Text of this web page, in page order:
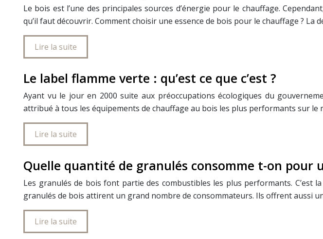
Le bois est l’une des principales sources d’énergie pour le chauffage.
qu’il faut découvrir. Comment choisir une essence de bois pour le chauffage ? La
Lire la suite
Le label flamme verte : qu’est ce que c’est ?
Ayant vu le jour en 2000 suite aux préoccupations écologiques du
attribué à tous les équipements de chauffage au bois les plus performants sur le
Lire la suite
Quelle quantité de granulés consomme t-on pour
Les granulés de bois font partie des combustibles les plus performants. C’est
granulés de bois attirent un grand nombre de consommateurs. Ils offrent aussi
Lire la suite